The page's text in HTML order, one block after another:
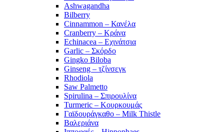
Ashwagandha
Bilberry
Cinnammon – Κανέλα
Cranberry – Κράνα
Echinacea – Εχινάτσια
Garlic – Σκόρδο
Gingko Biloba
Ginseng – τζίνσεγκ
Rhodiola
Saw Palmetto
Spirulina – Σπιρουλίνα
Turmeric – Κουρκουμάς
Γαϊδουράγκαθο – Milk Thistle
Βαλεριάνα